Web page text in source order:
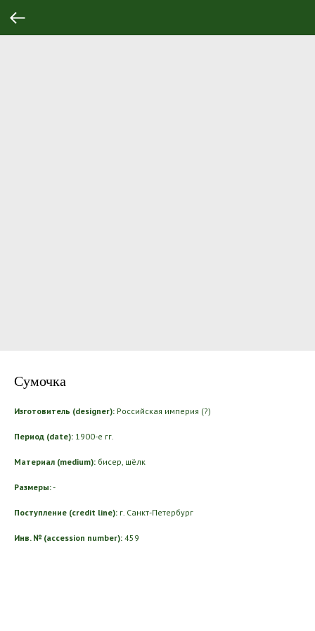
Сумочка
Изготовитель (designer): Российская империя (?)
Период (date): 1900-е гг.
Материал (medium): бисер, шёлк
Размеры:-
Поступление (credit line): г. Санкт-Петербург
Инв. № (accession number): 459